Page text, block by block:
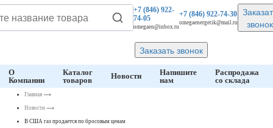
+7 (846)922-
74-05
omegaen@inbox.ru
+7 (846)922-74-30
omegaenergetik@mail.ru
звонок
Заказать звонок
О
Компании
Каталог
товаров
Новости
Напишите
нам
Распродажа
со склада
Главная ⟶
Новости ⟶
В США газ продается по бросовым ценам